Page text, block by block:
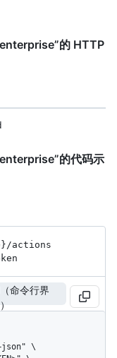
的 HTTP
的代码示
/actions
命令行界